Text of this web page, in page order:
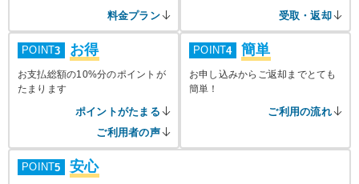
料金プラン 受取・返却
POINT3 お得
お支払総額の10%分のポイントが
たまります
ポイントがたまる
ご利用者の声
POINT4 簡単
お申し込みからご返却までとても
簡単！
ご利用の流れ
POINT5 安心